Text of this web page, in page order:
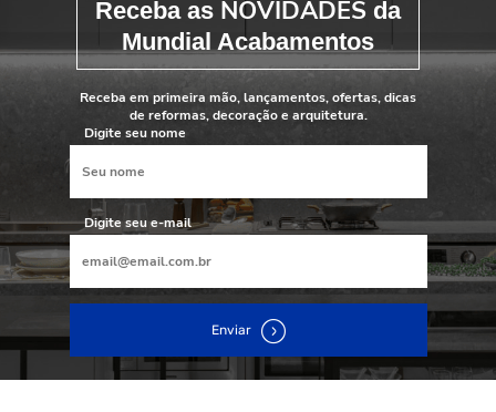
Receba as NOVIDADES da
Mundial Acabamentos
Receba em primeira mão, lançamentos, ofertas, dicas
de reformas, decoração e arquitetura.
Digite seu nome
Digite seu e-mail
Enviar